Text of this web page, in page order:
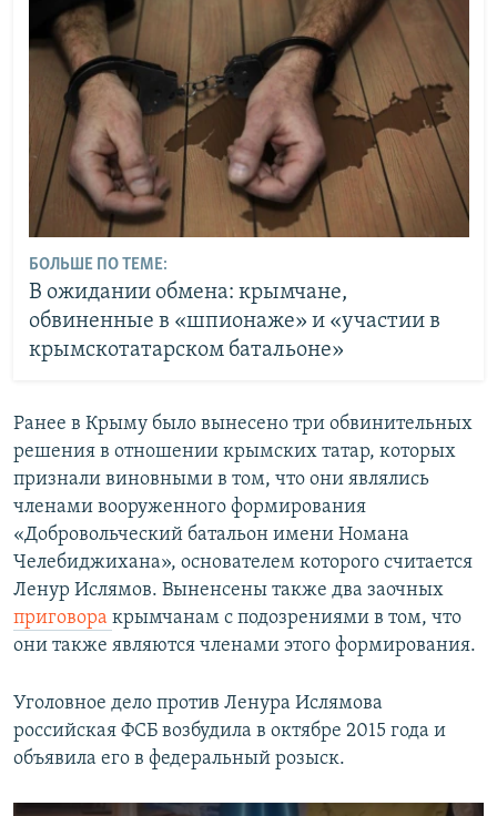
БОЛЬШЕ ПО ТЕМЕ:
В ожидании обмена: крымчане,
обвиненные в «шпионаже» и «участии в
крымскотатарском батальоне»
Ранее в Крыму было вынесено три обвинительных
решения в отношении крымских татар, которых
признали виновными в том, что они являлись
членами вооруженного формирования
«Добровольческий батальон имени Номана
Челебиджихана», основателем которого считается
Ленур Ислямов. Выненсены также два заочных
приговора крымчанам с подозрениями в том, что
они также являются членами этого формирования.
Уголовное дело против Ленура Ислямова
российская ФСБ возбудила в октябре 2015 года и
объявила его в федеральный розыск.